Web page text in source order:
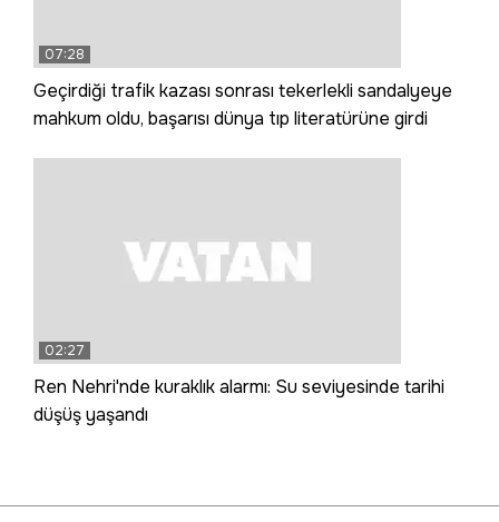
07:28
Geçirdiği trafik kazası sonrası tekerlekli sandalyeye
mahkum oldu, başarısı dünya tıp literatürüne girdi
02:27
Ren Nehri'nde kuraklık alarmı: Su seviyesinde tarihi
düşüş yaşandı